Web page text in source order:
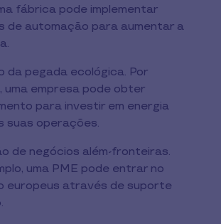
fábrica pode implementar
de automação para aumentar a
da pegada ecológica. Por
uma empresa pode obter
para investir em energia
suas operações.
de negócios além-fronteiras.
uma PME pode entrar no
europeus através de suporte